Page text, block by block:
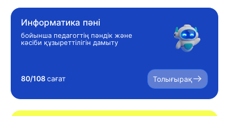
Информатика пәні
бойынша педагогтің пәндік және
кәсіби құзыреттілігін дамыту
80/108сағат Толығырақ